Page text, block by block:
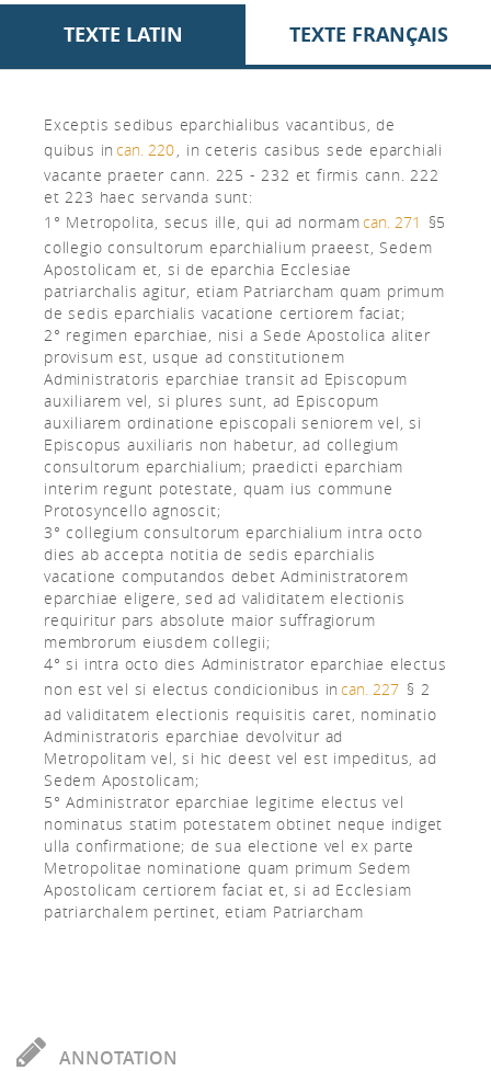
TEXTE LATIN TEXTE FRANÇAIS
Exceptis sedibus eparchialibus vacantibus, de
quibus in can. 220, in ceteris casibus sede eparchiali
vacante praeter cann. 225 - 232 et firmis cann. 222
et 223 haec servanda sunt:
1° Metropolita, secus ille, qui ad normamcan. 271 §5
collegio consultorum eparchialium praeest, Sedem
Apostolicam et, si de eparchia Ecclesiae
patriarchalis agitur, etiam Patriarcham quam primum
de sedis eparchialis vacatione certiorem faciat;
2° regimen eparchiae, nisi a Sede Apostolica aliter
provisum est, usque ad constitutionem
Administratoris eparchiae transit ad Episcopum
auxiliarem vel, si plures sunt, ad Episcopum
auxiliarem ordinatione episcopali seniorem vel, si
Episcopus auxiliaris non habetur, ad collegium
consultorum eparchialium; praedicti eparchiam
interim regunt potestate, quam ius commune
Protosyncello agnoscit;
3° collegium consultorum eparchialium intra octo
dies ab accepta notitia de sedis eparchialis
vacatione computandos debet Administratorem
eparchiae eligere, sed ad validitatem electionis
requiritur pars absolute maior suffragiorum
membrorum eiusdem collegii;
4° si intra octo dies Administrator eparchiae electus
non est vel si electus condicionibus in can. 227 § 2
ad validitatem electionis requisitis caret, nominatio
Administratoris eparchiae devolvitur ad
Metropolitam vel, si hic deest vel est impeditus, ad
Sedem Apostolicam;
5° Administrator eparchiae legitime electus vel
nominatus statim potestatem obtinet neque indiget
ulla confirmatione; de sua electione vel ex parte
Metropolitae nominatione quam primum Sedem
Apostolicam certiorem faciat et, si ad Ecclesiam
patriarchalem pertinet, etiam Patriarcham
ANNOTATION